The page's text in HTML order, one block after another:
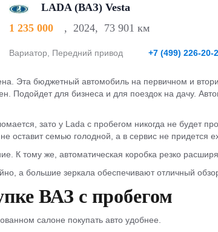
LADA (ВАЗ) Vesta
1 235 000
, 2024, 73 901 км
Вариатор, Передний привод +7 (499) 226-20-
Эта бюджетный автомобиль на первичном и
Подойдет для бизнеса и для поездок на дачу.
зато у Lada с пробегом никогда не будет
семью голодной, а в сервис не придется
К тому же, автоматическая коробка резко
а большие зеркала обеспечивают отличный
ВАЗ с пробегом
салоне покупать авто удобнее.